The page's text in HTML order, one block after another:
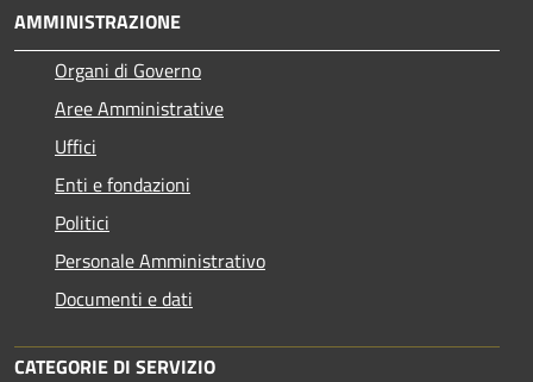
AMMINISTRAZIONE
Organi di Governo
Aree Amministrative
Uffici
Enti e fondazioni
Politici
Personale Amministrativo
Documenti e dati
CATEGORIE DI SERVIZIO